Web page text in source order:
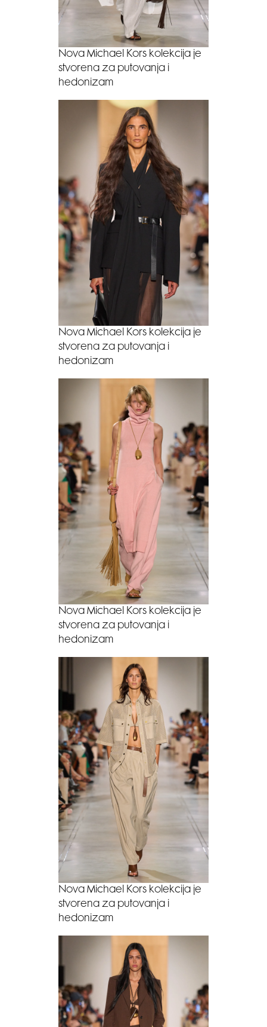
Nova Michael Kors kolekcija je
stvorena za putovanja i
hedonizam
Nova Michael Kors kolekcija je
stvorena za putovanja i
hedonizam
Nova Michael Kors kolekcija je
stvorena za putovanja i
hedonizam
Nova Michael Kors kolekcija je
stvorena za putovanja i
hedonizam